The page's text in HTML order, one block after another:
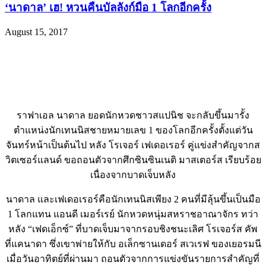
‘นาดาล’ เฮ! หวนคืนบัลลังก์มือ 1 โลกอีกครั้ง
August 15, 2017
ราฟาเอล นาดาล ยอดนักหวดชาวสแปนิช จะกลับขึ้นมารั้ง
ตำแหน่งนักเทนนิสชายหมายเลข 1 ของโลกอีกครั้งตั้งแต่วัน
จันทร์หน้าเป็นต้นไป หลัง โรเจอร์ เฟเดอเรอร์ คู่แข่งสำคัญจากส
วิตเซอร์แลนด์ ขอถอนตัวจากศึกซินซินเนติ มาสเตอร์ส เรียบร้อย
เนื่องจากบาดเจ็บหลัง
นาดาล และเฟเดอเรอร์คือนักเทนนิสเพียง 2 คนที่มีลุ้นขึ้นเป็นมือ
1 โลกแทน แอนดี เมอร์เรย์ นักหวดหนุ่มสหราชอาณาจักร ทว่า
หลัง “เฟดเอ็กซ์” ที่บาดเจ็บมาจากรอบชิงชนะเลิศ โรเจอร์ส คัพ
ที่แคนาดา ซึ่งเขาพ่ายให้กับ อเล็กซานเดอร์ สเวเรฟ ของเยอรมนี
เมื่อวันอาทิตย์ที่ผ่านมา ถอนตัวจากการแข่งขันรายการสำคัญที่